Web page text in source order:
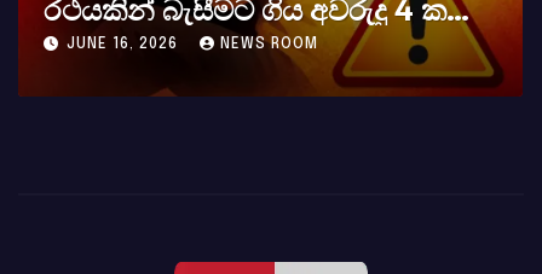
රථයකින් බැසීමට ගිය අවරුදු 4 ක
මවක් සහ දියණියක් වැටේ
JUNE 16, 2026 NEWS ROOM